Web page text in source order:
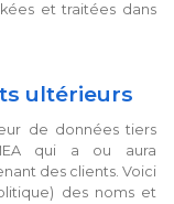
et traitées dans
ultérieurs
de données tiers
qui a ou aura
des clients. Voici
des noms et